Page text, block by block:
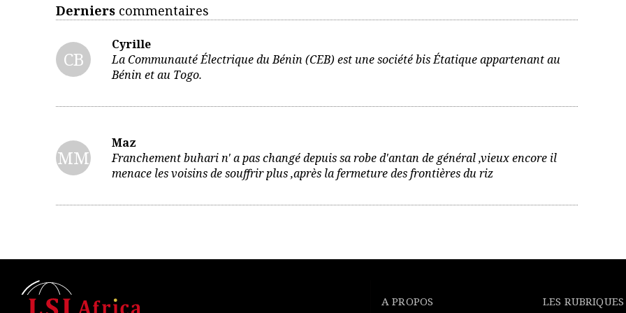
Derniers commentaires
CB
Cyrille
La Communauté Électrique du Bénin (CEB) est une société bis Étatique appartenant au
Bénin et au Togo.
MM
Maz
Franchement buhari n' a pas changé depuis sa robe d'antan de général ,vieux encore il
menace les voisins de souffrir plus ,après la fermeture des frontières du riz
A PROPOS LES RUBRIQUES